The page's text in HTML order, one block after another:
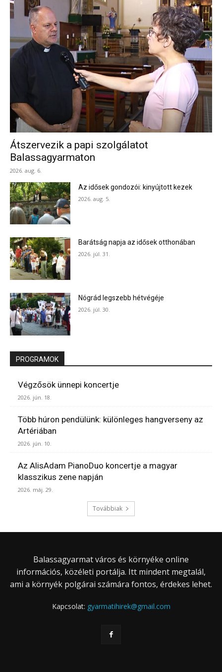
Átszervezik a papi szolgálatot
Balassagyarmaton
2026. aug. 6.
Az idősek gondozói: kinyújtott kezek
2026. aug. 5.
Barátság napja az idősek otthonában
2026. júl. 31.
Nógrád legszebb hétvégéje
2026. júl. 30.
PROGRAMOK
Végzősök ünnepi koncertje
2026. jún. 18.
Több húron pendülünk: különleges hangverseny az
Artériában
2026. jún. 10.
Az AlisAdam PianoDuo koncertje a magyar
klasszikus zene napján
2026. máj. 29.
Továbbiak
Balassagyarmat város és környéke online
információs, közéleti portálja. Itt mindent megtalál,
ami a környék polgárai számára fontos, érdekes lehet.
Kapcsolat: gyarmatihirek@gmail.com